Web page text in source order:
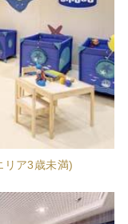
ア3歳未満)